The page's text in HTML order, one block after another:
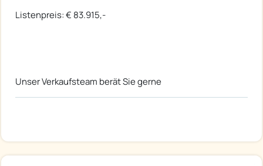
Listenpreis: € 83.915,-
Unser Verkaufsteam berät Sie gerne